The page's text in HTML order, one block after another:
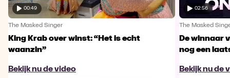
00:49
The Masked Singer
King Krab over winst: “Het is echt
waanzin”
Bekijk nu de video
02:56
The Masked
De winnaar
nog een
Bekijk nu de